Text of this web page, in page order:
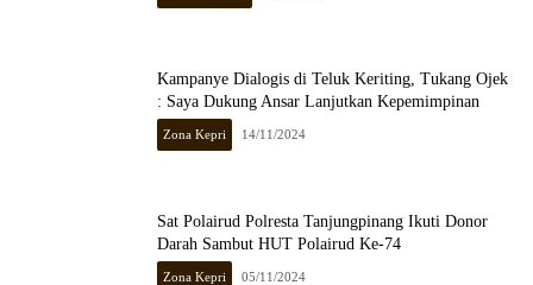
Kampanye Dialogis di Teluk Keriting, Tukang Ojek
: Saya Dukung Ansar Lanjutkan Kepemimpinan
Zona Kepri 14/11/2024
Sat Polairud Polresta Tanjungpinang Ikuti Donor
Darah Sambut HUT Polairud Ke-74
Zona Kepri 05/11/2024